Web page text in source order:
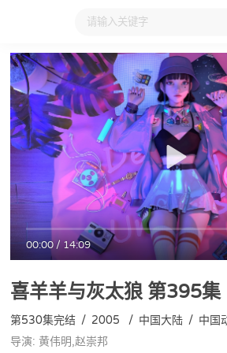
大家在看 日本动漫 国产动漫
00:00/14:09
喜羊羊与灰太狼第395集
第530集完结 / 2005 / 中国大陆 / 中国
导演: 黄伟明,赵崇邦